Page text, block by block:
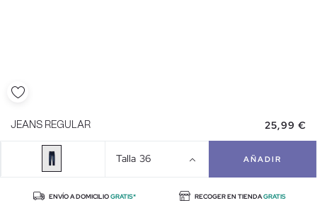
JEANS REGULAR 25,99 €
Talla 36 AÑADIR
ENVÍO A DOMICILIOGRATIS* RECOGER EN TIENDAGRATIS